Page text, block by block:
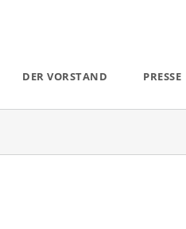
DER VORSTAND PRESSE